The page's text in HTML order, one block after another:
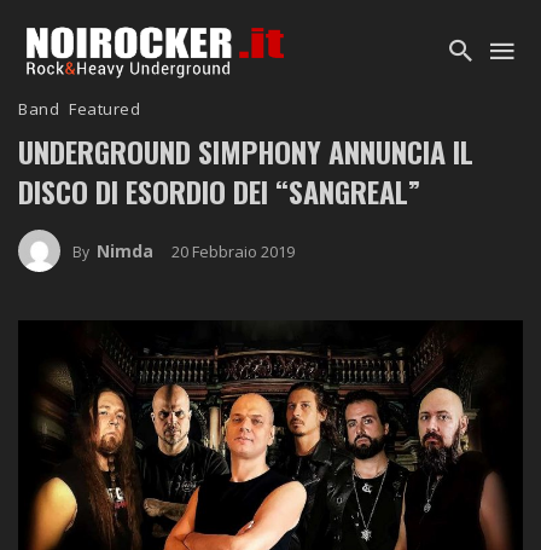
Band Featured
UNDERGROUND SIMPHONY ANNUNCIA IL
DISCO DI ESORDIO DEI “SANGREAL”
By Nimda 20 Febbraio 2019